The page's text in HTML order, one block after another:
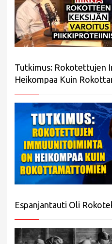
Tutkimus: Rokotettujen
Heikompaa Kuin
Espanjantauti Oli